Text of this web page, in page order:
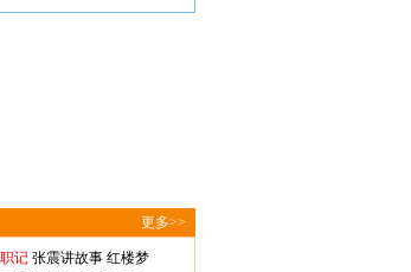
更多>>
记 张震讲故事 红楼梦